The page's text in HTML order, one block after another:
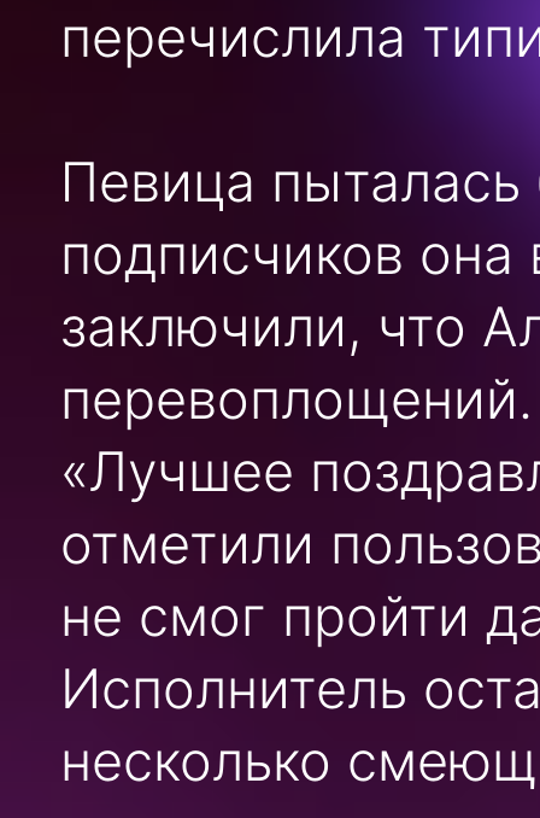
перечислила
Певица
подписчиков
заключили, что
«Лучшее
отметили
не смог пройти
Исполнитель
несколько